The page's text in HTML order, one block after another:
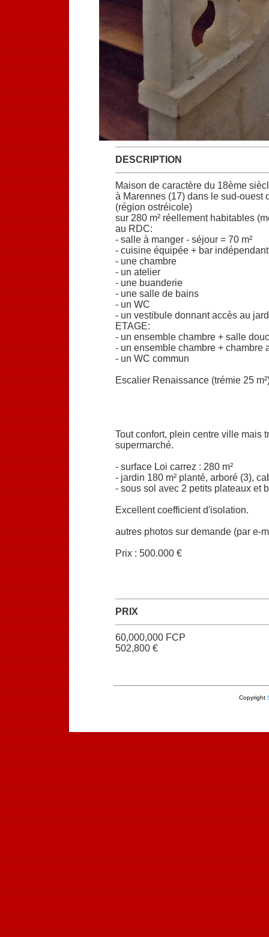
DESCRIPTION
Maison de caractère du 18ème
à Marennes (17) dans le sud-ouest
(région ostréicole)
sur 280 m² réellement habitables
au RDC:
- salle à manger - séjour = 70 m²
- cuisine équipée + bar indépendant
- une chambre
- un atelier
- une buanderie
- une salle de bains
- un WC
- un vestibule donnant accès au
ETAGE:
- un ensemble chambre + salle
- un ensemble chambre + chambre
- un WC commun
Escalier Renaissance (trémie 25
Tout confort, plein centre ville mais
supermarché.
- surface Loi carrez : 280 m²
- jardin 180 m² planté, arboré (3),
- sous sol avec 2 petits plateaux et
Excellent coefficient d'isolation.
autres photos sur demande (par e-
Prix : 500.000 €
PRIX
60,000,000 FCP
502,800 €
Copyright